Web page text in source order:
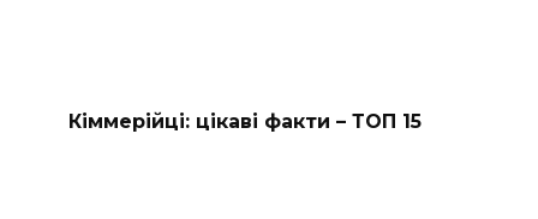
Кіммерійці: цікаві факти – ТОП 15